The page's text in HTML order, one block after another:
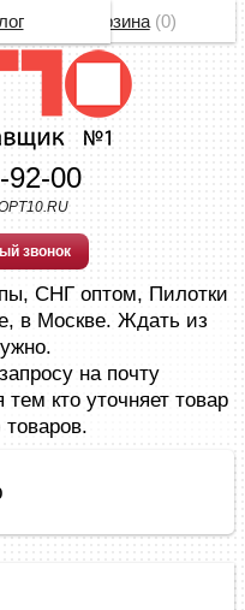
92-00
звонок
СНГ оптом, Пилотки
в Москве. Ждать из
на почту
тем кто уточняет товар
Корзина(0)